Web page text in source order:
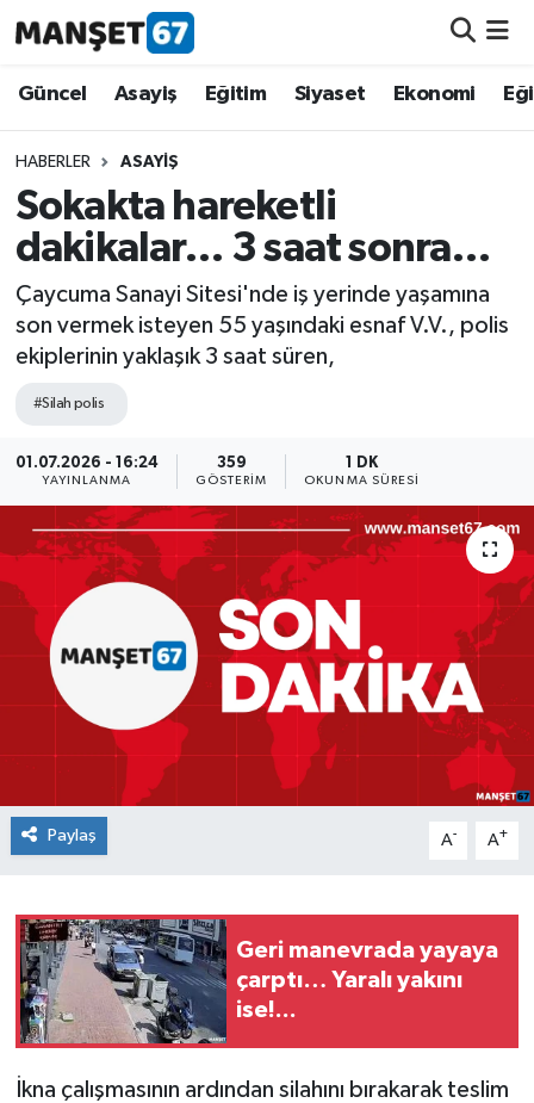
Güncel Asayiş Eğitim Siyaset Ekonomi
HABERLER ASAYIŞ
Sokakta hareketli
dakikalar… 3 saat sonra…
Çaycuma Sanayi Sitesi'nde iş yerinde yaşamına
son vermek isteyen 55 yaşındaki esnaf V.V., polis
ekiplerinin yaklaşık 3 saat süren,
#Silah polis
01.07.2026 - 16:24
YAYINLANMA
359
GÖSTERIM
1 DK
OKUNMA SÜRESI
Paylaş A- A+
Geri manevrada yayaya
çarptı… Yaralı yakını
ise!...
İkna çalışmasının ardından silahını bırakarak teslim
Güncel
Asayiş
Siyaset
Eğitim
Ekonomi
Kültür-Sanat
Magazin
Medya
Röportaj
Teknoloji